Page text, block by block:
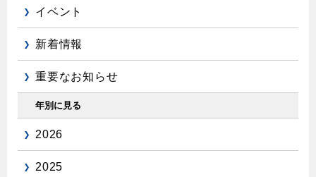
新しく都市ガスをご利用したい方へ
道路・敷地内で工事をされる皆さまへ
ガスを安全にお使いいただくために
都市ガス切り替えのメリット
導入事例
都市ガス切り替え事例
浴室暖房乾燥機・脱衣室
ミストサウナ
リビング
ガスファンヒーター
イベント
新着情報
重要なお知らせ
年別に見る
2026
2025